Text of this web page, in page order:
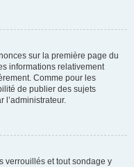
sur la première page du
informations relativement
Comme pour les
de publier des sujets
l’administrateur.
verrouillés et tout sondage y